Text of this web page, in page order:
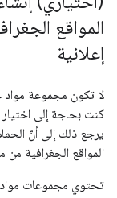
المواقع
إعلانية
لا تكون مجموعة
كنت بحاجة إلى
يرجع ذلك إلى أنّ
المواقع الجغرافية
تحتوي مجموعات